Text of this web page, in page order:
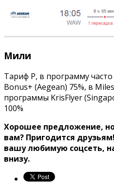
Мили
Тариф P, в программу
Bonus+ (Aegean) 75%, в
программы KrisFlyer
100%
Хорошее предложение,
вам? Пригодится друзьям!
вашу любимую соцсеть,
внизу.